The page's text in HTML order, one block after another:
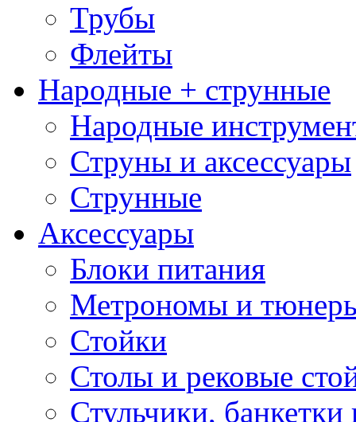
Трубы
Флейты
Народные + струнные
Народные
Струны и аксессуары
Струнные
Аксессуары
Блоки питания
Метрономы и
Стойки
Столы и рековые
Стульчики, банкетки